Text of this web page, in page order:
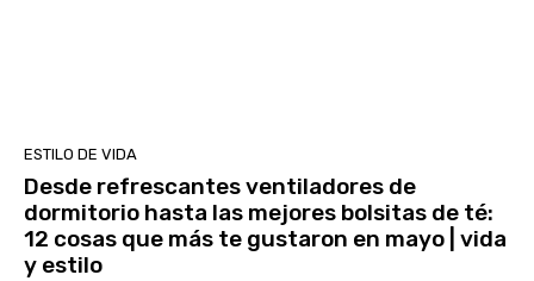
ESTILO DE VIDA
Desde refrescantes ventiladores de
dormitorio hasta las mejores bolsitas de té:
12 cosas que más te gustaron en mayo | vida
y estilo